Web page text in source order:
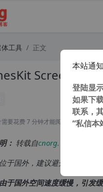
工具 正文
Screen
要花费 7 分钟才能阅读完成。
： 转载自cnorg.12hp.de
于国外，建议避开晚上的访
于国外空间速度缓慢，引发
本站通知
登陆显
如果下
联系，
“私信本